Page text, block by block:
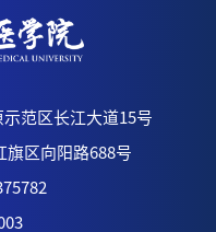
范区长江大道15号
旗区向阳路688号